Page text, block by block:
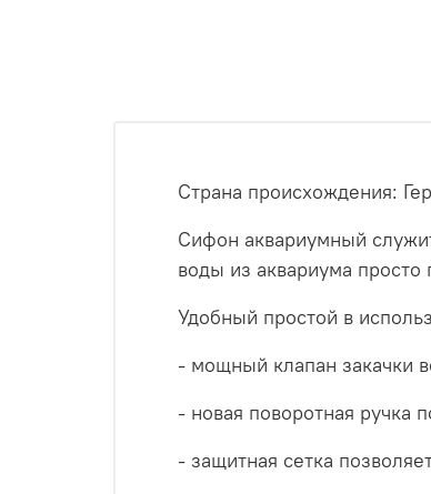
Страна происхождения:
Сифон аквариумный
воды из аквариума
Удобный простой в
- мощный клапан закачки
- новая поворотная ручка
- защитная сетка